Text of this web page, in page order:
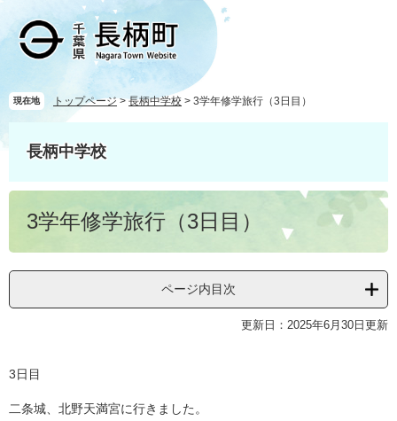
ー
す
ニ
し
文
現在地 トップページ >長柄中学校 > 3学年修学旅行（3日目）
長柄中学校
3学年修学旅行（3日目）
ページ内目次
更新日：2025年6月30日更新
3日目
二条城、北野天満宮に行きました。